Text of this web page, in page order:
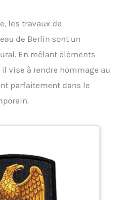
les travaux de
de Berlin sont un
En mêlant éléments
vise à rendre hommage au
parfaitement dans le